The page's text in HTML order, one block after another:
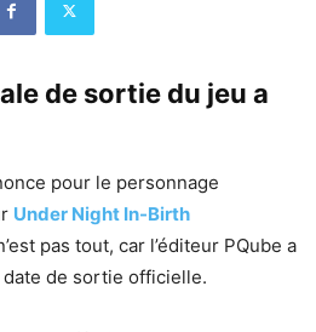
de sortie du jeu a
pour le personnage
Under Night In-Birth
pas tout, car l’éditeur PQube a
de sortie officielle.